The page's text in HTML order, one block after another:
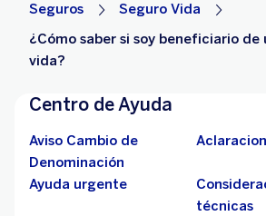
Seguros
Seguro Vida
¿Cómo saber si soy beneficiario de
vida?
Centro de Ayuda
Aviso Cambio de
Denominación
Ayuda urgente
técnicas